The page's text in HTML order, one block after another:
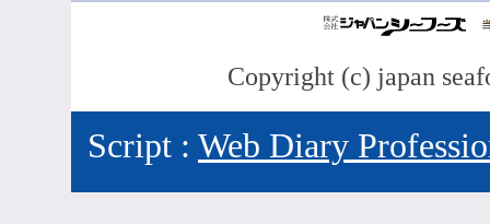
Copyright (c) japan
Script : Web Diary